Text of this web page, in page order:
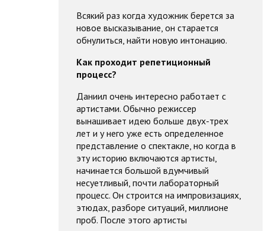
Всякий раз когда художник берется за
новое высказывание, он старается
обнулиться, найти новую интонацию.
Как проходит репетиционный
процесс?
Даниил очень интересно работает с
артистами. Обычно режиссер
вынашивает идею больше двух-трех
лет и у него уже есть определенное
представление о спектакле, но когда в
эту историю включаются артисты,
начинается большой вдумчивый
несуетливый, почти лабораторный
процесс. Он строится на импровизациях,
этюдах, разборе ситуаций, миллионе
проб. После этого артисты